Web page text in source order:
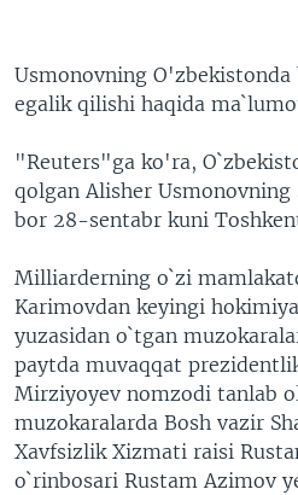
Usmonovning
egalik qilishi haqida
"Reuters"ga ko'ra,
qolgan Alisher Usmonovning
bor 28-sentabr kuni
Milliarderning o`zi
Karimovdan keyingi
yuzasidan o`tgan
paytda muvaqqat
Mirziyoyev nomzodi tanlab
muzokaralarda Bosh vazir
Xavfsizlik Xizmati raisi
o`rinbosari Rustam Azimov